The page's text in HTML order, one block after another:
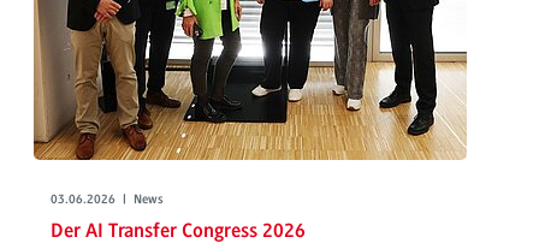
03.06.2026 | News
Der AI Transfer Congress 2026